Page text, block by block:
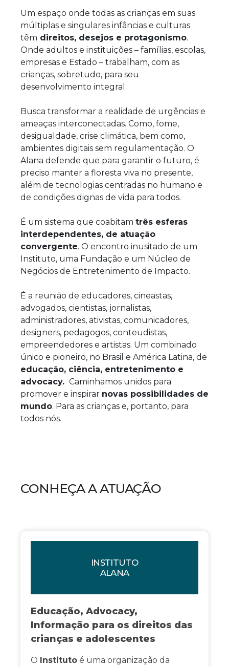
Um espaço onde todas as crianças em suas
múltiplas e singulares infâncias e culturas
têm direitos, desejos e protagonismo.
Onde adultos e instituições – famílias, escolas,
empresas e Estado – trabalham, com as
crianças, sobretudo, para seu
desenvolvimento integral.
Busca transformar a realidade de urgências e
ameaças interconectadas. Como, fome,
desigualdade, crise climática, bem como,
ambientes digitais sem regulamentação. O
Alana defende que para garantir o futuro, é
preciso manter a floresta viva no presente,
além de tecnologias centradas no humano e
de condições dignas de vida para todos.
É um sistema que coabitam três esferas
interdependentes, de atuação
convergente. O encontro inusitado de um
Instituto, uma Fundação e um Núcleo de
Negócios de Entretenimento de Impacto.
É a reunião de educadores, cineastas,
advogados, cientistas, jornalistas,
administradores, ativistas, comunicadores,
designers, pedagogos, conteudistas,
empreendedores e artistas. Um combinado
único e pioneiro, no Brasil e América Latina, de
educação, ciência, entretenimento e
advocacy. Caminhamos unidos para
promover e inspirar novas possibilidades de
mundo. Para as crianças e, portanto, para
todos nós.
CONHEÇA A ATUAÇÃO
INSTITUTO
ALANA
Educação, Advocacy,
Informação para os direitos das
crianças e adolescentes
O Instituto é uma organização da